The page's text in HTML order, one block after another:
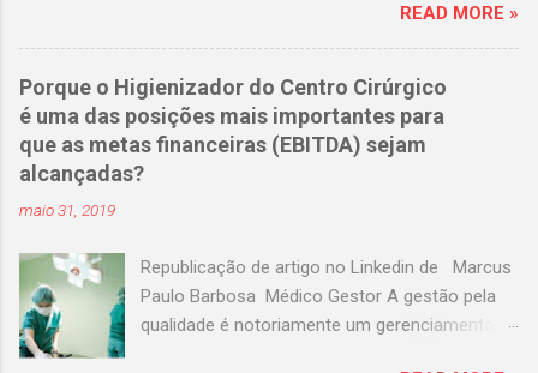
Master clin contato@masterclin.com.br Prevent
Senior selecao@preventsenior.com.br
rh.kelly@preventsenior.com.br Hospital Dante
Pazzanese curriculum@dantepazzanese.org.br
Unimed Paulistana
Anna.Cardieri@unimedpaulistana.com.br
enfermagem@hospitalamerica.com.br
rh@hospitalamerica.com.br Hospital previna
atendimento@hospitalprevina.com.br
READ MORE »
Porque o Higienizador do Centro Cirúrgico
é uma das posições mais importantes para
que as metas financeiras (EBITDA) sejam
alcançadas?
maio 31, 2019
Republicação de artigo no Linkedin de Marcus
Paulo Barbosa Médico Gestor A gestão pela
qualidade é notoriamente um gerenciamento